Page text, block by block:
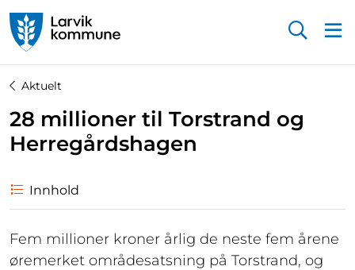
Aktuelt
28 millioner til Torstrand og
Herregårdshagen
Innhold
Fem millioner kroner årlig de neste fem årene
øremerket områdesatsning på Torstrand, og